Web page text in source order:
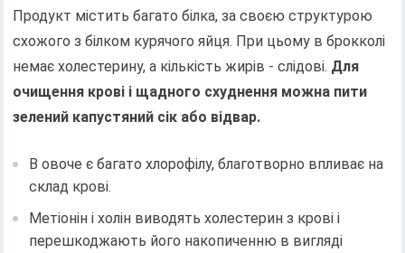
Продукт містить багато білка, за своєю структурою
схожого з білком курячого яйця. При цьому в брокколі
немає холестерину, а кількість жирів - слідові. Для
очищення крові і щадного схуднення можна пити
зелений капустяний сік або відвар.
В овоче є багато хлорофілу, благотворно впливає на
склад крові.
Метіонін і холін виводять холестерин з крові і
перешкоджають його накопиченню в вигляді